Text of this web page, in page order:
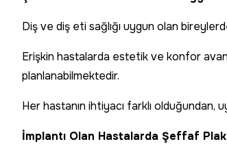
Diş ve diş eti sağlığı uygun olan
Erişkin hastalarda estetik ve konfor
planlanabilmektedir.
Her hastanın ihtiyacı farklı olduğundan,
İmplantı Olan Hastalarda Şeffaf